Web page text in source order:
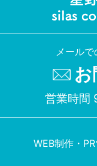
メール
お
営業時間
WEB制作・